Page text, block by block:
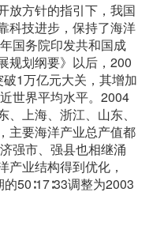
放方针的指引下，我国
科技进步，保持了海洋
国务院印发共和国成
规划纲要》以后，200
1万亿元大关，其增加
世界平均水平。2004
上海、浙江、山东、
主要海洋产业总产值都
强市、强县也相继涌
产业结构得到优化，
50∶17∶33调整为2003